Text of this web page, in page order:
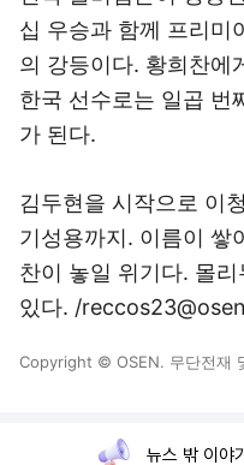
십 우승과 함께 프리미
의 강등이다. 황희찬에
한국 선수로는 일곱 번
가 된다.
김두현을 시작으로 이
기성용까지. 이름이 쌓
찬이 놓일 위기다. 몰
있다. /
Copyright © OSEN. 무단전재
뉴스 밖 이야